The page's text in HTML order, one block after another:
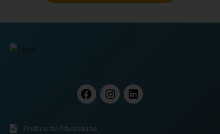
Política de Privacidade